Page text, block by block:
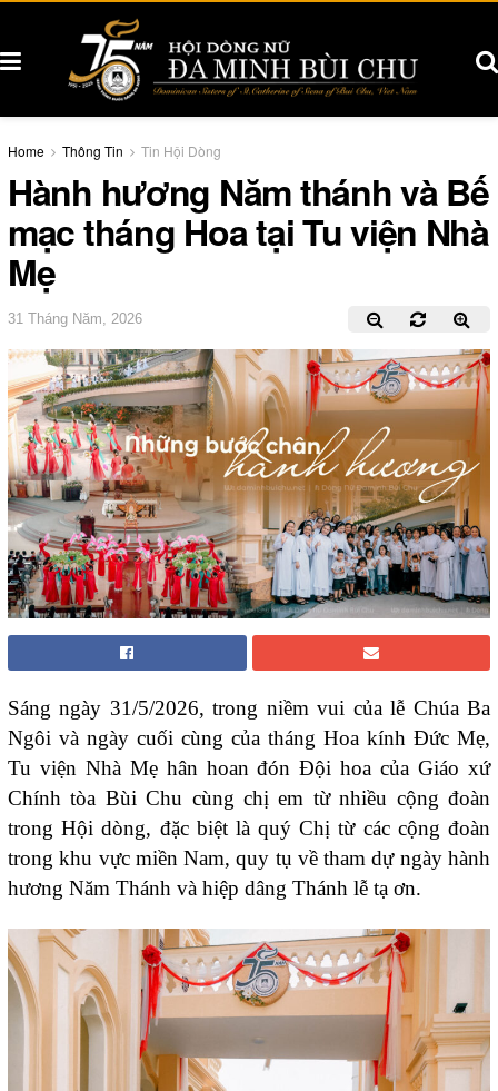
Home Thông Tin Tin Hội Dòng
Hành hương Năm thánh và Bế
mạc tháng Hoa tại Tu viện Nhà
Mẹ
31 Tháng Năm, 2026
Sáng ngày 31/5/2026, trong niềm vui của lễ Chúa Ba
Ngôi và ngày cuối cùng của tháng Hoa kính Đức Mẹ,
Tu viện Nhà Mẹ hân hoan đón Đội hoa của Giáo xứ
Chính tòa Bùi Chu cùng chị em từ nhiều cộng đoàn
trong Hội dòng, đặc biệt là quý Chị từ các cộng đoàn
trong khu vực miền Nam, quy tụ về tham dự ngày hành
hương Năm Thánh và hiệp dâng Thánh lễ tạ ơn.